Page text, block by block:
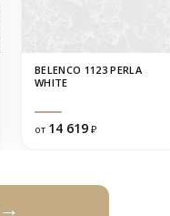
BELENCO 1123 PERLA
WHITE
от 14 619 ₽